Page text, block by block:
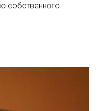
собственного